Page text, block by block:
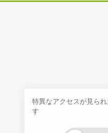
特異なアクセスが見ら
す